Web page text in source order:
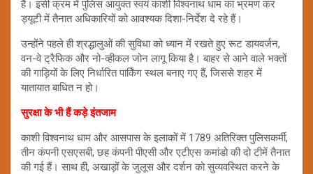
है। इसी क्रम में पुलिस आयुक्त स्वयं काशी विश्वनाथ धाम का भ्रमण कर
ड्यूटी में तैनात अधिकारियों को आवश्यक दिशा-निर्देश दे रहे हैं।
उन्होंने पहले ही श्रद्धालुओं की सुविधा को ध्यान में रखते हुए रूट डायवर्जन,
वन-वे ट्रैफिक और नो-व्हीकल जोन लागू किया है। बाहर से आने वाले भक्तों
की गाड़ियों के लिए निर्धारित पार्किंग स्थल बनाए गए हैं, जिससे शहर में
यातायात बाधित न हो।
सुरक्षा के भी हैं कड़े इंतजाम
काशी विश्वनाथ धाम और आसपास के इलाकों में 1789 अतिरिक्त पुलिसकर्मी,
तीन कंपनी एसएसबी, छह कंपनी पीएसी और एटीएस कमांडो की दो टीमें तैनात
की गई हैं। साथ ही, अखाड़ों के जुलूस और दर्शन को सुव्यवस्थित करने के